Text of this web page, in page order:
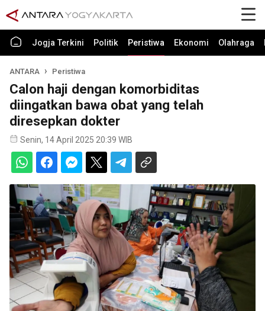
Jogja Terkini Politik Peristiwa Ekonomi Olahraga
ANTARA Peristiwa
Calon haji dengan komorbiditas
diingatkan bawa obat yang telah
diresepkan dokter
Senin, 14 April 2025 20:39 WIB